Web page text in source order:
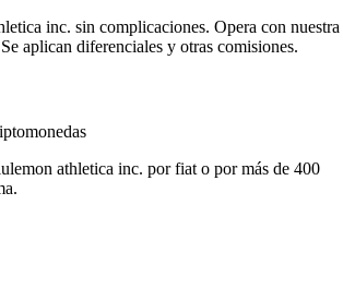
inc. sin complicaciones. Opera con nuestra
aplican diferenciales y otras comisiones.
athletica inc. por fiat o por más de 400